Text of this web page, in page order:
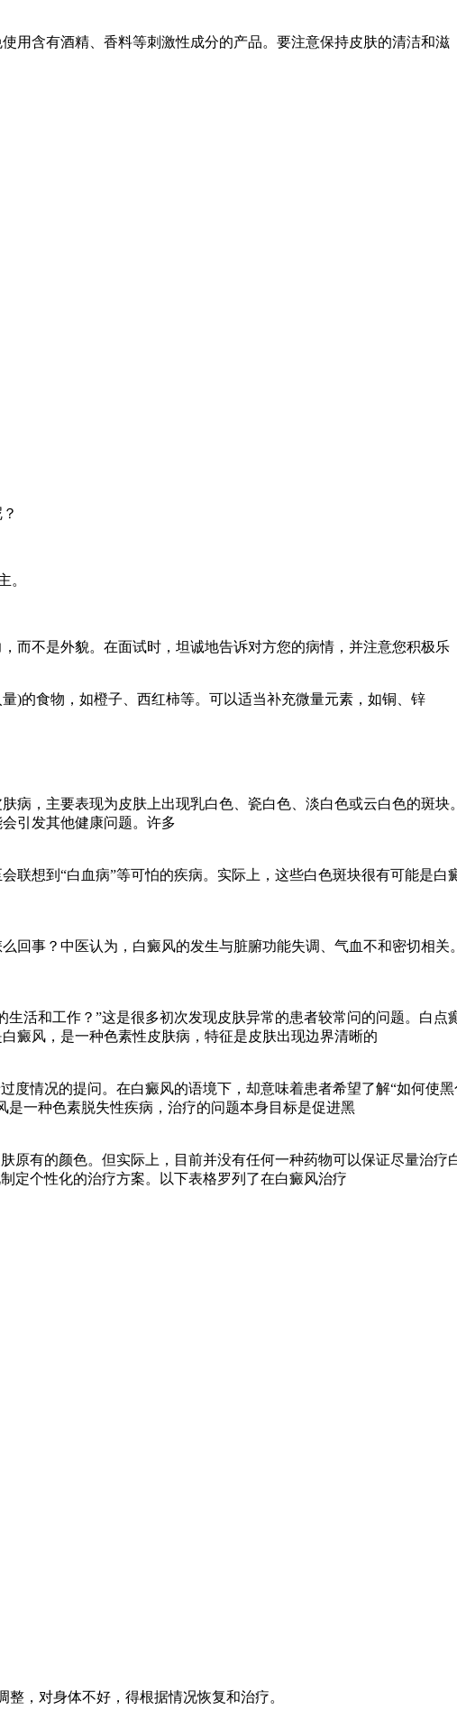
用含有酒精、香料等刺激性成分的产品。要注意保持皮肤的清洁和滋
。
而不是外貌。在面试时，坦诚地告诉对方您的病情，并注意您积极乐
)的食物，如橙子、西红柿等。可以适当补充微量元素，如铜、锌
病，主要表现为皮肤上出现乳白色、瓷白色、淡白色或云白色的斑块
引发其他健康问题。许多
联想到“白血病”等可怕的疾病。实际上，这些白色斑块很有可能是白
回事？中医认为，白癜风的发生与脏腑功能失调、气血不和密切相关
活和工作？”这是很多初次发现皮肤异常的患者较常问的问题。白点
癜风，是一种色素性皮肤病，特征是皮肤出现边界清晰的
度情况的提问。在白癜风的语境下，却意味着患者希望了解“如何使
一种色素脱失性疾病，治疗的问题本身目标是促进黑
原有的颜色。但实际上，目前并没有任何一种药物可以保证尽量治疗
定个性化的治疗方案。以下表格罗列了在白癜风治疗
，对身体不好，得根据情况恢复和治疗。